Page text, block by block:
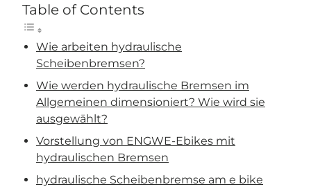
Table of Contents
Wie arbeiten hydraulische
Scheibenbremsen?
Wie werden hydraulische Bremsen im
Allgemeinen dimensioniert? Wie wird sie
ausgewählt?
Vorstellung von ENGWE-Ebikes mit
hydraulischen Bremsen
hydraulische Scheibenbremse am e bike